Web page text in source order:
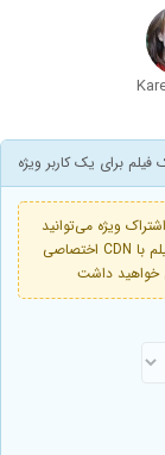
ویژه می‌توانید
هر 2 ساعت یک‌بار درخواست همگام‌سازی لینک‌های این فیلم با CDN اختصاصی
خواهید داشت